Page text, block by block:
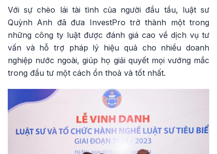
Với sự chèo lái tài tình của người đầu tầu, luật sư
Quỳnh Anh đã đưa InvestPro trở thành một trong
những công ty luật được đánh giá cao về dịch vụ tư
vấn và hỗ trợ pháp lý hiệu quả cho nhiều doanh
nghiệp nước ngoài, giúp họ giải quyết mọi vướng mắc
trong đầu tư một cách ổn thoả và tốt nhất.